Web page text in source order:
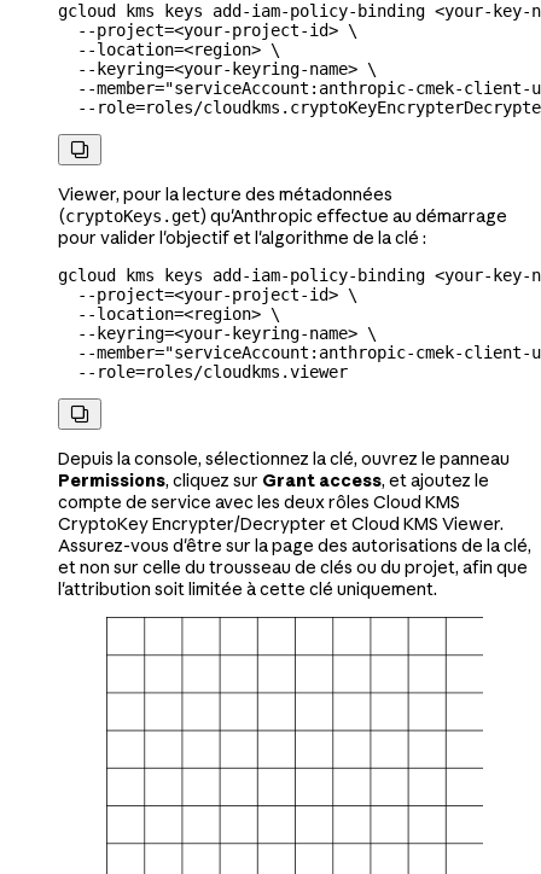
gcloud kms keys add-iam-policy-binding <your-key-
  --project=
<your-project-id> \
  --location=
<region> \
  --keyring=
<your-keyring-name> \
  --member=
"serviceAccount:anthropic-cmek-client-
--role=roles/

Viewer, pour la lecture des métadonnées
(cryptoKeys.get) qu'Anthropic effectue au démarrage
pour valider l'objectif et l'algorithme de la clé :
gcloud kms keys add-iam-policy-binding <your-key-
  --project=
<your-project-id> \
  --location=
<region> \
  --keyring=
<your-keyring-name> \
  --member=
"serviceAccount:anthropic-cmek-client-
  --role=roles/cloudkms.viewer

Depuis la console, sélectionnez la clé, ouvrez le panneau
Permissions, cliquez sur Grant access, et ajoutez le
compte de service avec les deux rôles Cloud KMS
CryptoKey Encrypter/Decrypter et Cloud KMS Viewer.
Assurez-vous d'être sur la page des autorisations de la clé,
et non sur celle du trousseau de clés ou du projet, afin que
l'attribution soit limitée à cette clé uniquement.